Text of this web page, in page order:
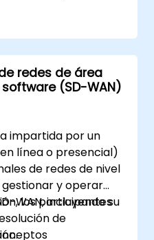
Se
de red virtual
Virtual Network,
El objetivo del
operaciones
de OpenStack, así
subyacentes
la información
y
problemas
de
otras
como Linux
redes de área
(SD-WAN)
impartida por un
línea o presencial)
de redes de nivel
y operar
WAN, incluyendo su
de
los participantes